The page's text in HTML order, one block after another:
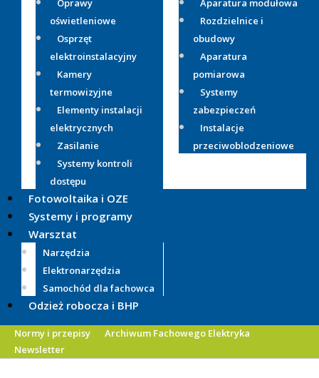
Oprawy
oświetleniowe
Osprzęt
elektroinstalacyjny
Kamery
termowizyjne
Elementy instalacji
elektrycznych
Zasilanie
Systemy kontroli
dostępu
Aparatura modułowa
Rozdzielnice i
obudowy
Aparatura
pomiarowa
Systemy
zabezpieczeń
Instalacje
przeciwoblodzeniowe
Fotowoltaika i OZE
Systemy i programy
Warsztat
Narzędzia
Elektronarzędzia
Samochód dla fachowca
Odzież robocza i BHP
Normy i przepisy
Archiwum Fachowego Elektryka
Newsletter